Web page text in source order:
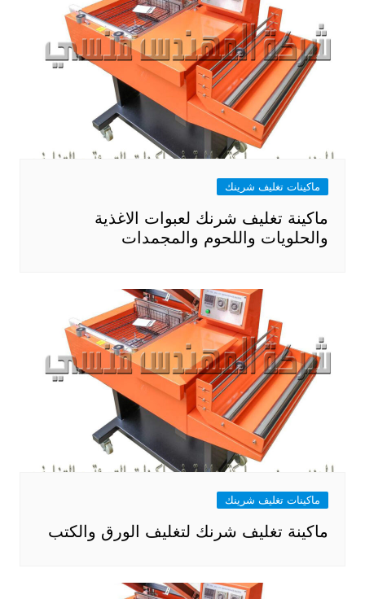
ماكينات تغليف شرينك
ماكينة تغليف شرنك لعبوات الاغذية
والحلويات واللحوم والمجمدات
ماكينات تغليف شرينك
ماكينة تغليف شرنك لتغليف الورق والكتب